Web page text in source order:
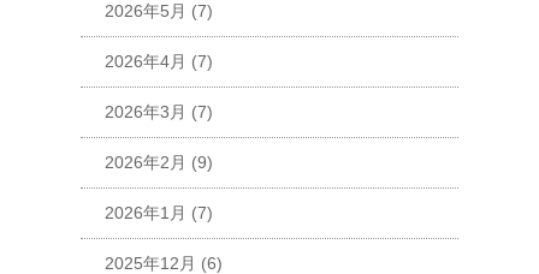
2026年5月 (7)
2026年4月 (7)
2026年3月 (7)
2026年2月 (9)
2026年1月 (7)
2025年12月 (6)